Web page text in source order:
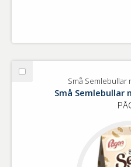
Välj
Semlebullar
Små Semlebullar
Små Semlebullar